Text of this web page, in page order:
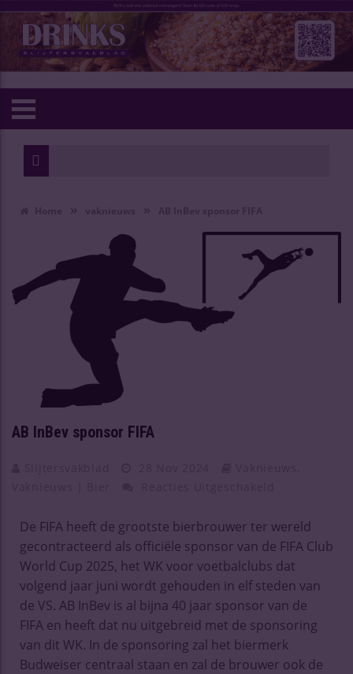
AB InBev sponsor FIFA
De FIFA heeft de grootste bierbrouwer ter wereld
gecontracteerd als officiële sponsor van de FIFA Club
World Cup 2025, het WK voor voetbalclubs dat
volgend jaar juni wordt gehouden in elf steden van
de VS. AB InBev is al bijna 40 jaar sponsor van de
FIFA en heeft dat nu uitgebreid met de sponsoring
van dit WK. In de sponsoring zal het biermerk
Budweiser centraal staan en zal de brouwer ook de